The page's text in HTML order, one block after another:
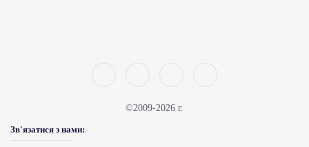
©2009-2026 г.
Зв'язатися з нами: